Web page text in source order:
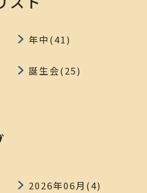
年中(41)
誕生会(25)
2026年06月(4)